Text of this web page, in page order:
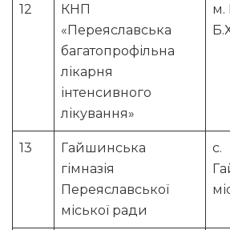
12
КНП
«Переяславська
багатопрофільна
лікарня
інтенсивного
лікування»
м.
13
Гайшинська
гімназія
Переяславської
міської ради
с.